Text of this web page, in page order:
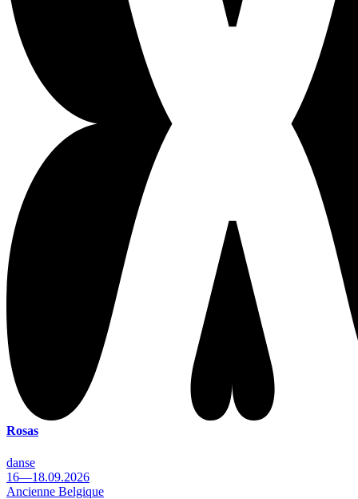
Rosas
danse
16—18.09.2026
Ancienne Belgique